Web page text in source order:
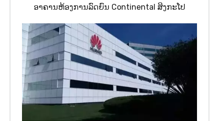
ອາຄານຫ້ອງການລົດຍົນ Continental ສິງກະໂປ